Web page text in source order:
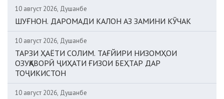
10 август 2026, Душанбе
ШУҒНОН. ДАРОМАДИ КАЛОН АЗ ЗАМИНИ КӮЧАК
10 август 2026, Душанбе
ТАРЗИ ҲАЁТИ СОЛИМ. ТАҒЙИРИ НИЗОМҲОИ
ОЗУҚАВОРӢ ҶИҲАТИ ҒИЗОИ БЕҲТАР ДАР
ТОҶИКИСТОН
10 август 2026, Душанбе